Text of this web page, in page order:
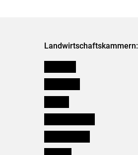
Landwirtschaftskammern: